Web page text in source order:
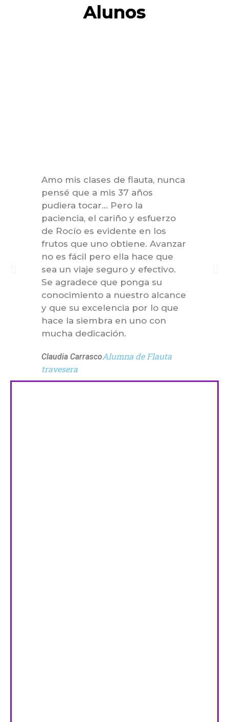
Alunos
Amo mis clases de flauta, nunca
pensé que a mis 37 años
pudiera tocar... Pero la
paciencia, el cariño y esfuerzo
de Rocío es evidente en los
frutos que uno obtiene. Avanzar
no es fácil pero ella hace que
sea un viaje seguro y efectivo.
Se agradece que ponga su
conocimiento a nuestro alcance
y que su excelencia por lo que
hace la siembra en uno con
mucha dedicación.
Claudia CarrascoAlumna de Flauta
travesera